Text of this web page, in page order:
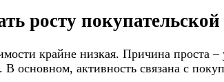
росту
крайне низкая. Причина проста
активность связана с